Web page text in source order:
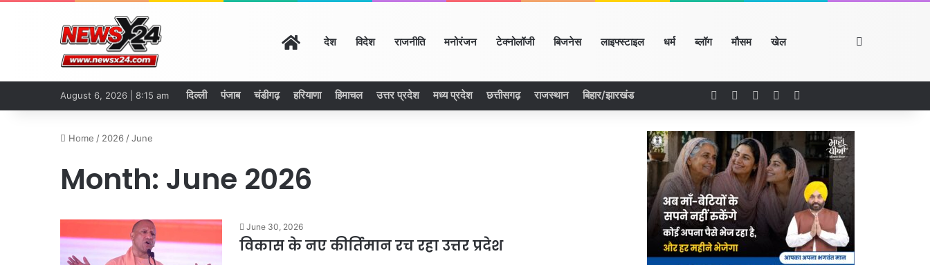
Homeदेश विदेश राजनीति मनोरंजन टेक्नोलॉजी बिजनेस लाइफ्स्टाइल धर्म ब्लॉग मौसम खेल
August 6, 2026 | 8:15 am दिल्ली पंजाब चंडीगढ़ हरियाणा हिमाचल उत्तर प्रदेश मध्य प्रदेश छत्तीसगढ़ राजस्थान बिहार/झारखंड Facebook LinkedInYouTube
Home / 2026 /June
Month: June 2026
June 30, 2026
विकास के नए कीर्तिमान रच रहा उत्तर प्रदेश